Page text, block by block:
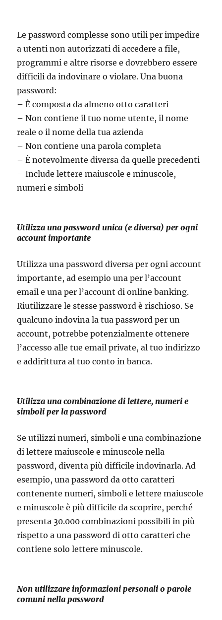
Le password complesse sono utili per impedire
a utenti non autorizzati di accedere a file,
programmi e altre risorse e dovrebbero essere
difficili da indovinare o violare. Una buona
password:
– È composta da almeno otto caratteri
– Non contiene il tuo nome utente, il nome
reale o il nome della tua azienda
– Non contiene una parola completa
– È notevolmente diversa da quelle precedenti
– Include lettere maiuscole e minuscole,
numeri e simboli
Utilizza una password unica (e diversa) per ogni
account importante
Utilizza una password diversa per ogni account
importante, ad esempio una per l’account
email e una per l’account di online banking.
Riutilizzare le stesse password è rischioso. Se
qualcuno indovina la tua password per un
account, potrebbe potenzialmente ottenere
l’accesso alle tue email private, al tuo indirizzo
e addirittura al tuo conto in banca.
Utilizza una combinazione di lettere, numeri e
simboli per la password
Se utilizzi numeri, simboli e una combinazione
di lettere maiuscole e minuscole nella
password, diventa più difficile indovinarla. Ad
esempio, una password da otto caratteri
contenente numeri, simboli e lettere maiuscole
e minuscole è più difficile da scoprire, perché
presenta 30.000 combinazioni possibili in più
rispetto a una password di otto caratteri che
contiene solo lettere minuscole.
Non utilizzare informazioni personali o parole
comuni nella password